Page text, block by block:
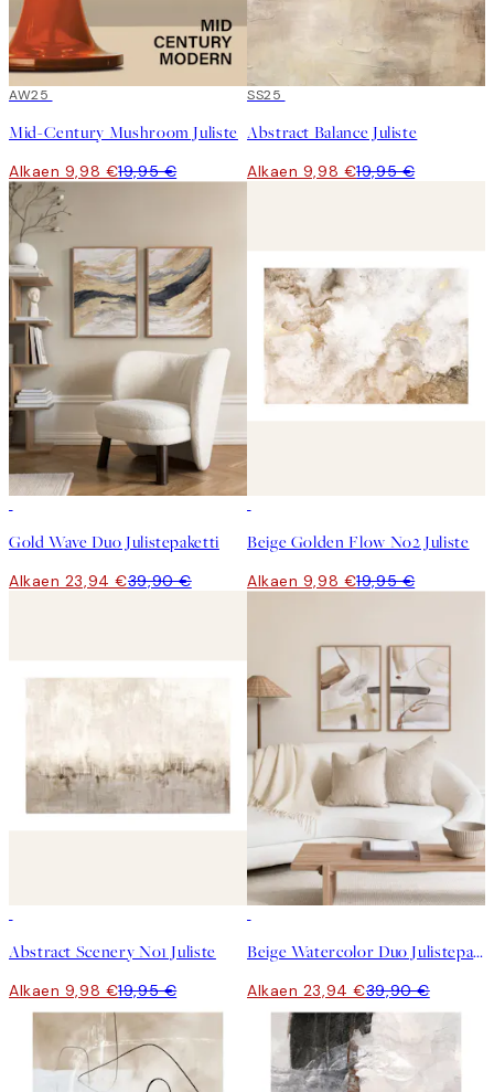
50%*
AW25
Mid-Century Mushroom Juliste
Alkaen 9,98 €19,95 €
50%*
SS25
Abstract Balance Juliste
Alkaen 9,98 €19,95 €
Gold Wave Duo Julistepaketti
Alkaen 23,94 €39,90 €
Beige Golden Flow No2 Juliste
Alkaen 9,98 €19,95 €
Abstract Scenery No1 Juliste
Alkaen 9,98 €19,95 €
Beige Watercolor Duo Julistepaketti
Alkaen 23,94 €39,90 €